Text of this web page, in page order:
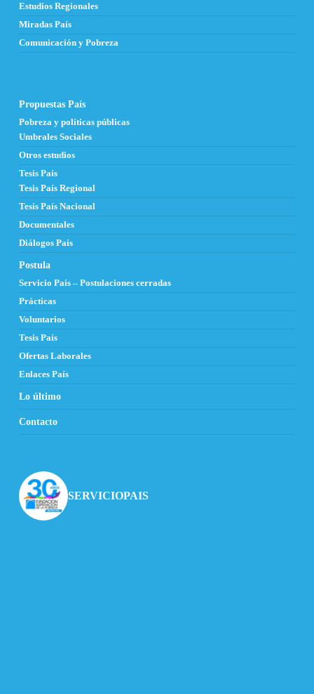
Estudios Regionales
Miradas País
Comunicación y Pobreza
Propuestas País
Pobreza y políticas públicas
Umbrales Sociales
Otros estudios
Tesis País
Tesis País Regional
Tesis País Nacional
Documentales
Diálogos País
Postula
Servicio País – Postulaciones cerradas
Prácticas
Voluntarios
Tesis País
Ofertas Laborales
Enlaces País
Lo último
Contacto
SERVICIOPAIS